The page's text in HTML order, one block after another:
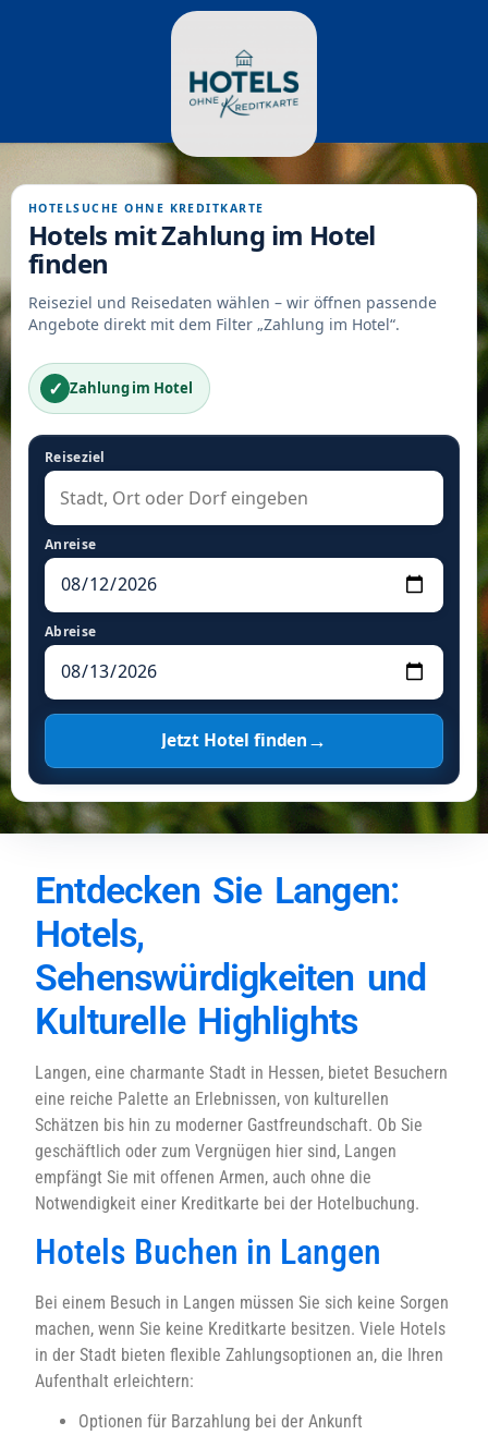
HOTELSUCHE OHNE KREDITKARTE
Hotels mit Zahlung im Hotel
finden
Reiseziel und Reisedaten wählen – wir öffnen passende
Angebote direkt mit dem Filter „Zahlung im Hotel“.
✓ Zahlung im Hotel
Reiseziel
Anreise
Abreise
Jetzt Hotel finden→
Entdecken Sie Langen:
Hotels,
Sehenswürdigkeiten und
Kulturelle Highlights
Langen, eine charmante Stadt in Hessen, bietet Besuchern
eine reiche Palette an Erlebnissen, von kulturellen
Schätzen bis hin zu moderner Gastfreundschaft. Ob Sie
geschäftlich oder zum Vergnügen hier sind, Langen
empfängt Sie mit offenen Armen, auch ohne die
Notwendigkeit einer Kreditkarte bei der Hotelbuchung.
Hotels Buchen in Langen
Bei einem Besuch in Langen müssen Sie sich keine Sorgen
machen, wenn Sie keine Kreditkarte besitzen. Viele Hotels
in der Stadt bieten flexible Zahlungsoptionen an, die Ihren
Aufenthalt erleichtern:
Optionen für Barzahlung bei der Ankunft